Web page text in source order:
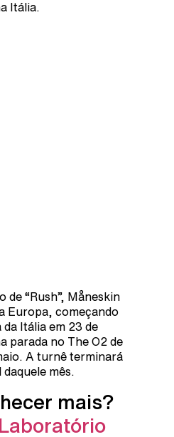
Itália.
de “Rush”, Måneskin
Europa, começando
Itália em 23 de
parada no The O2 de
A turnê terminará
mês.
mais?
Laboratório